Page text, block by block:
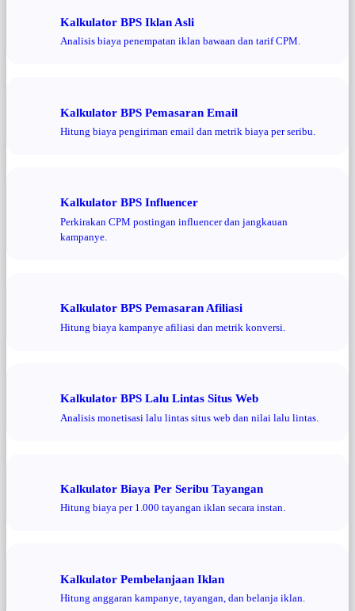
Kalkulator BPS Iklan Asli
Analisis biaya penempatan iklan bawaan dan tarif CPM.
Kalkulator BPS Pemasaran Email
Hitung biaya pengiriman email dan metrik biaya per seribu.
Kalkulator BPS Influencer
Perkirakan CPM postingan influencer dan jangkauan
kampanye.
Kalkulator BPS Pemasaran Afiliasi
Hitung biaya kampanye afiliasi dan metrik konversi.
Kalkulator BPS Lalu Lintas Situs Web
Analisis monetisasi lalu lintas situs web dan nilai lalu lintas.
Kalkulator Biaya Per Seribu Tayangan
Hitung biaya per 1.000 tayangan iklan secara instan.
Kalkulator Pembelanjaan Iklan
Hitung anggaran kampanye, tayangan, dan belanja iklan.